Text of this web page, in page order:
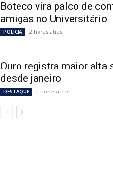
Boteco vira palco de
amigas no Universitário
POLÍCIA 2 horas atrás
Ouro registra maior alta
desde janeiro
DESTAQUE 2 horas atrás